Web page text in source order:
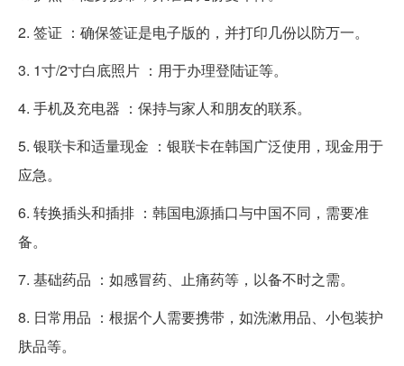
2. 签证 ：确保签证是电子版的，并打印几份以防万一。
3. 1寸/2寸白底照片 ：用于办理登陆证等。
4. 手机及充电器 ：保持与家人和朋友的联系。
5. 银联卡和适量现金 ：银联卡在韩国广泛使用，现金用于
应急。
6. 转换插头和插排 ：韩国电源插口与中国不同，需要准
备。
7. 基础药品 ：如感冒药、止痛药等，以备不时之需。
8. 日常用品 ：根据个人需要携带，如洗漱用品、小包装护
肤品等。